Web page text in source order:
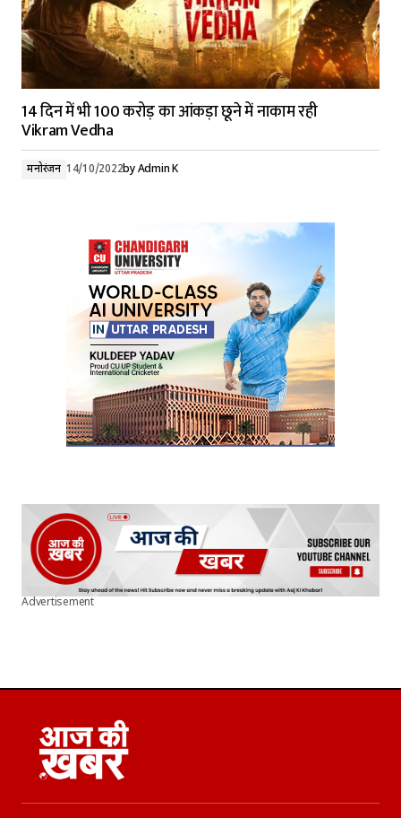
14 दिन में भी 100 करोड़ का आंकड़ा छूने में नाकाम रही
Vikram Vedha
मनोरंजन 14/10/2022byAdmin K
Advertisement